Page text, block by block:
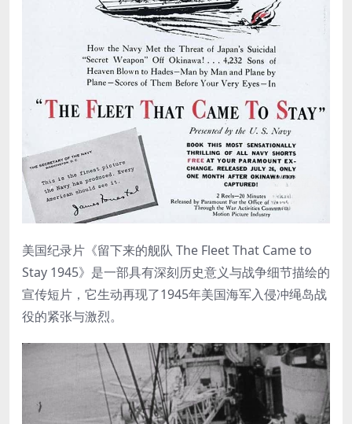
美国纪录片《留下来的舰队 The Fleet That Came to
Stay 1945》是一部具有深刻历史意义与战争细节描绘的
宣传短片，它生动再现了1945年美国海军入侵冲绳岛战
役的紧张与激烈。